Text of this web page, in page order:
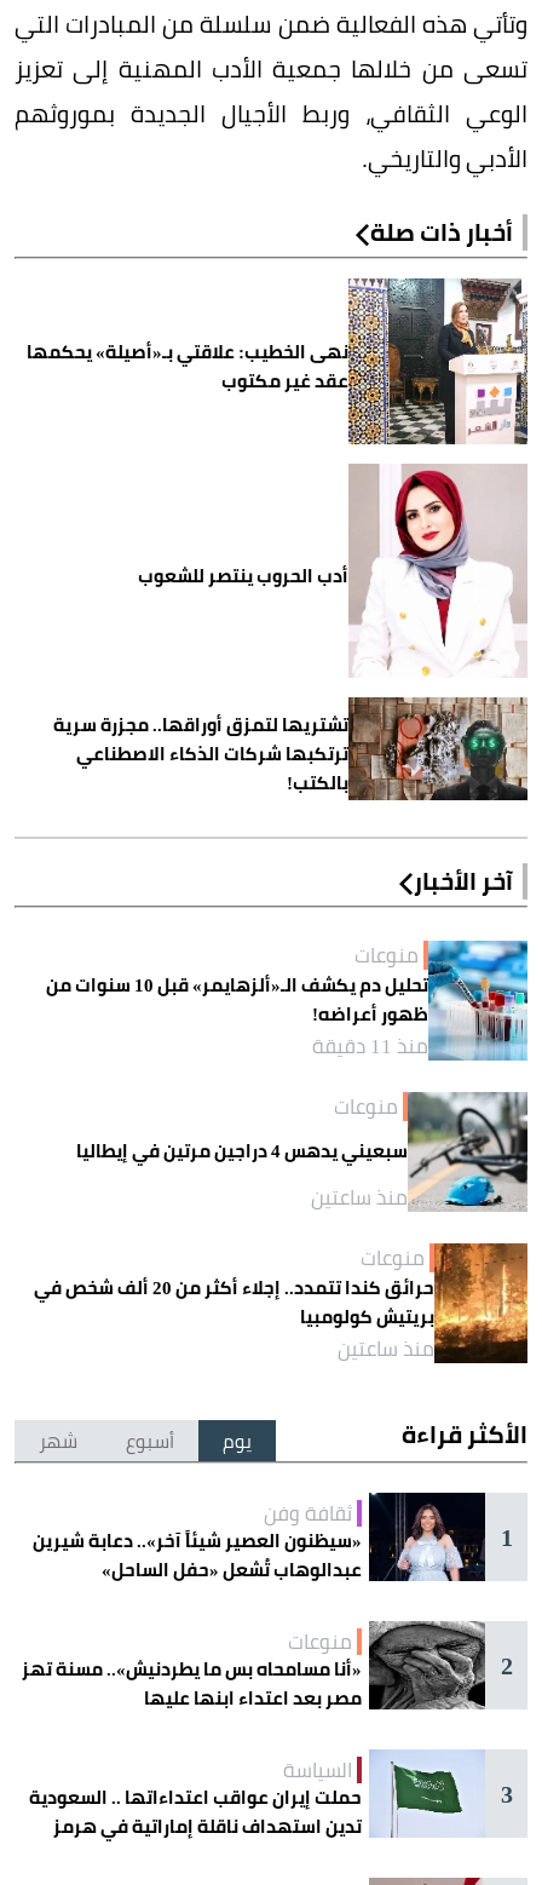
وتأتي هذه الفعالية ضمن سلسلة من المبادرات التي
تسعى من خلالها جمعية الأدب المهنية إلى تعزيز
الوعي الثقافي، وربط الأجيال الجديدة بموروثهم
الأدبي والتاريخي.
أخبار ذات صلة
نهى الخطيب: علاقتي بـ«أصيلة» يحكمها
عقد غير مكتوب
أدب الحروب ينتصر للشعوب
تشتريها لتمزق أوراقها.. مجزرة سرية
ترتكبها شركات الذكاء الاصطناعي
بالكتب!
آخر الأخبار
منوعات
تحليل دم يكشف الـ«ألزهايمر» قبل 10 سنوات من
ظهور أعراضه!
منذ 11 دقيقة
منوعات
سبعيني يدهس 4 دراجين مرتين في إيطاليا
منذ ساعتين
منوعات
حرائق كندا تتمدد.. إجلاء أكثر من 20 ألف شخص في
بريتيش كولومبيا
منذ ساعتين
الأكثر قراءة يوم أسبوع شهر
1
ثقافة وفن
«سيظنون العصير شيئاً آخر».. دعابة شيرين
عبدالوهاب تُشعل «حفل الساحل»
2
منوعات
«أنا مسامحاه بس ما يطردنيش».. مسنة تهز
مصر بعد اعتداء ابنها عليها
3
السياسة
حملت إيران عواقب اعتداءاتها .. السعودية
تدين استهداف ناقلة إماراتية في هرمز